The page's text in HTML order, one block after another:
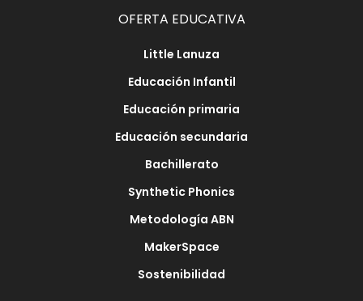
OFERTA EDUCATIVA
Little Lanuza
Educación Infantil
Educación primaria
Educación secundaria
Bachillerato
Synthetic Phonics
Metodología ABN
MakerSpace
Sostenibilidad